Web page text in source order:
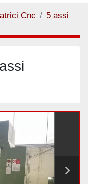
Cnc
5 assi